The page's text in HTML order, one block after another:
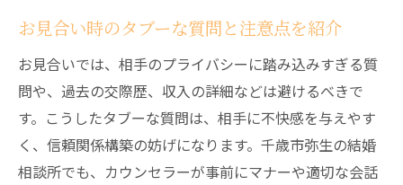
お見合い時のタブーな質問と注意点を紹介
お見合いでは、相手のプライバシーに踏み込みすぎる質
問や、過去の交際歴、収入の詳細などは避けるべきで
す。こうしたタブーな質問は、相手に不快感を与えやす
く、信頼関係構築の妨げになります。千歳市弥生の結婚
相談所でも、カウンセラーが事前にマナーや適切な会話